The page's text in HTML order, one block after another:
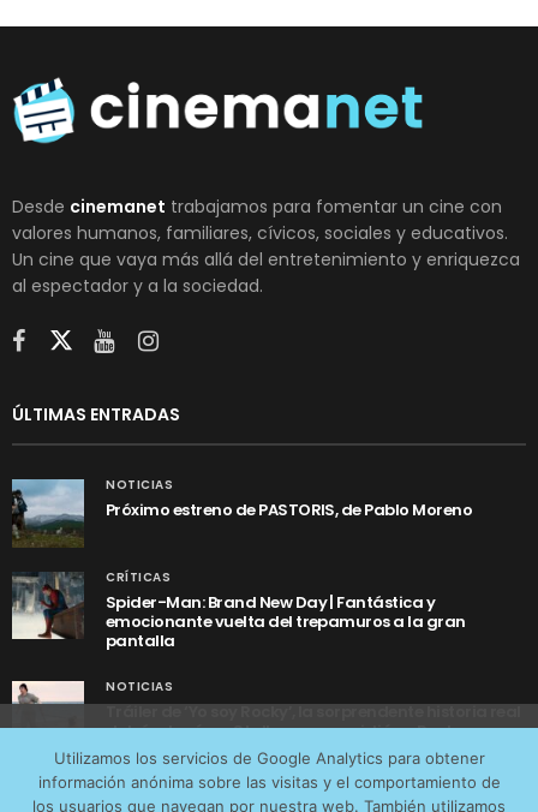
Desde cinemanet trabajamos para fomentar un cine con
valores humanos, familiares, cívicos, sociales y educativos.
Un cine que vaya más allá del entretenimiento y enriquezca
al espectador y a la sociedad.
ÚLTIMAS ENTRADAS
NOTICIAS
Próximo estreno de PASTORIS, de Pablo Moreno
CRÍTICAS
Spider-Man: Brand New Day | Fantástica y
emocionante vuelta del trepamuros a la gran
pantalla
NOTICIAS
Tráiler de ‘Yo soy Rocky’, la sorprendente historia real
detrás de cómo Stallone se convirtió en Rocky
Utilizamos los servicios de Google Analytics para obtener
información anónima sobre las visitas y el comportamiento de
los usuarios que navegan por nuestra web. También utilizamos
tráfico web que recibimos y conocer los servicios que
más os interesan. Puede cambiar las preferencias y